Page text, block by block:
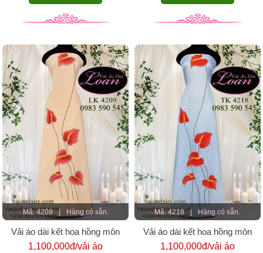
Mã: 4209 | Hàng có sẵn.
Vải áo dài kết hoa hồng môn
1,100,000đ/vải áo
Mã: 4218 | Hàng có sẵn.
Vải áo dài kết hoa hồng môn
1,100,000đ/vải áo